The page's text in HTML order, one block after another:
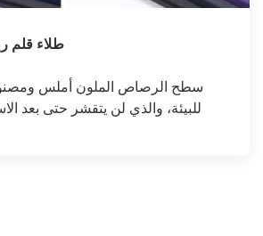
طلاء قلم
سطح الرصاص الملون أملس
للبيئة، والذي لن يتقشر حتى بعد